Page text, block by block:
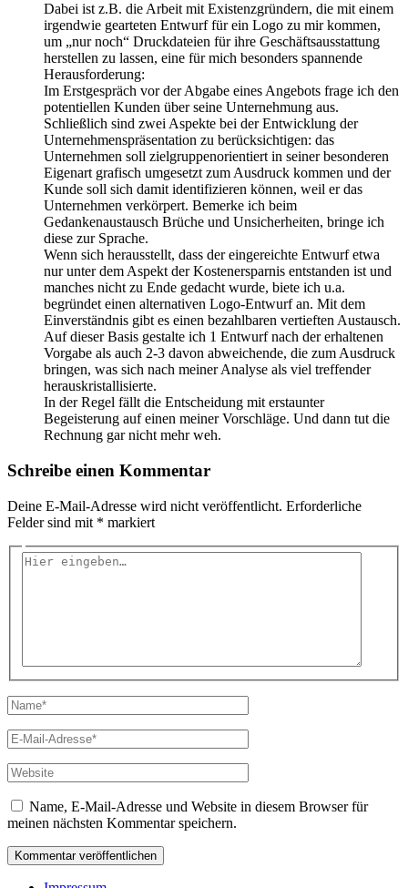
Dabei ist z.B. die Arbeit mit Existenzgründern, die mit einem
irgendwie gearteten Entwurf für ein Logo zu mir kommen,
um „nur noch“ Druckdateien für ihre Geschäftsausstattung
herstellen zu lassen, eine für mich besonders spannende
Herausforderung:
Im Erstgespräch vor der Abgabe eines Angebots frage ich den
potentiellen Kunden über seine Unternehmung aus.
Schließlich sind zwei Aspekte bei der Entwicklung der
Unternehmenspräsentation zu berücksichtigen: das
Unternehmen soll zielgruppenorientiert in seiner besonderen
Eigenart grafisch umgesetzt zum Ausdruck kommen und der
Kunde soll sich damit identifizieren können, weil er das
Unternehmen verkörpert. Bemerke ich beim
Gedankenaustausch Brüche und Unsicherheiten, bringe ich
diese zur Sprache.
Wenn sich herausstellt, dass der eingereichte Entwurf etwa
nur unter dem Aspekt der Kostenersparnis entstanden ist und
manches nicht zu Ende gedacht wurde, biete ich u.a.
begründet einen alternativen Logo-Entwurf an. Mit dem
Einverständnis gibt es einen bezahlbaren vertieften Austausch.
Auf dieser Basis gestalte ich 1 Entwurf nach der erhaltenen
Vorgabe als auch 2-3 davon abweichende, die zum Ausdruck
bringen, was sich nach meiner Analyse als viel treffender
herauskristallisierte.
In der Regel fällt die Entscheidung mit erstaunter
Begeisterung auf einen meiner Vorschläge. Und dann tut die
Rechnung gar nicht mehr weh.
Schreibe einen Kommentar
Deine E-Mail-Adresse wird nicht veröffentlicht. Erforderliche
Felder sind mit * markiert
Hier
Name*
E-
Mail-
Adresse*
Website
Name, E-Mail-Adresse und Website in diesem Browser für
meinen nächsten Kommentar speichern.